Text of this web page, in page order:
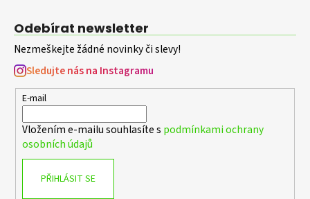
ZAHRADNÍ
BRANKA
CELOVÝPLET
S
PŘÍPRAVOU
NA
FAB
Š.1000
1000
MM
Odebírat newsletter
Nezmeškejte žádné novinky či slevy!
Sledujte nás na Instagramu
E-mail
Vložením e-mailu souhlasíte s podmínkami ochrany
osobních údajů
PŘIHLÁSIT SE